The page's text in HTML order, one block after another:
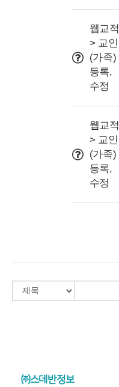
웹교적
> 교인
(가족)
등록,
수정
웹교적
> 교인
(가족)
등록,
수정
㈜스데반정보